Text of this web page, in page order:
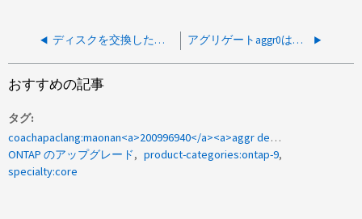
ディスクを交換したあと、「sysconfig -r」でディスク状態として「offline」と表示されます アグリゲートaggr0は一貫性がなく、ルートボリューム「aggr0」は破損しています
おすすめの記事
タグ
coachapaclang:maonan<a>200996940</a><a>aggr degradedになっています</a>
ONTAP のアップグレード
product-categories:ontap-9
specialty:core